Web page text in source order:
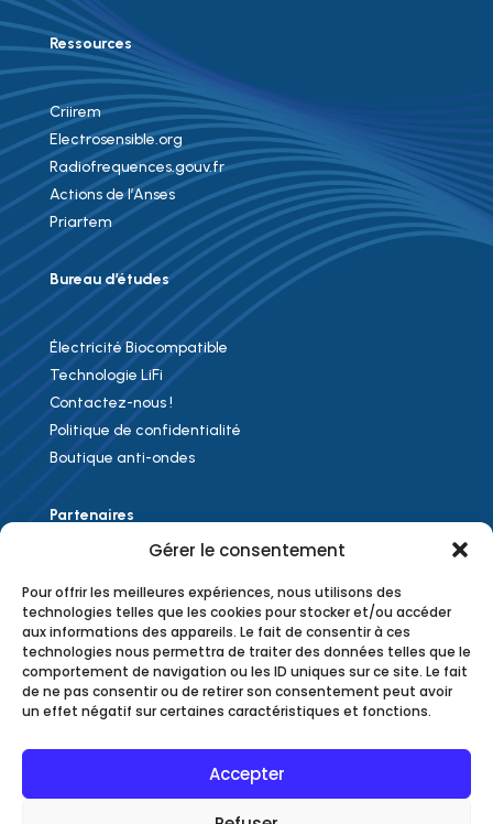
Gérer le consentement
Pour offrir les meilleures expériences, nous utilisons des
technologies telles que les cookies pour stocker et/ou accéder
aux informations des appareils. Le fait de consentir à ces
technologies nous permettra de traiter des données telles que le
comportement de navigation ou les ID uniques sur ce site. Le fait
de ne pas consentir ou de retirer son consentement peut avoir
un effet négatif sur certaines caractéristiques et fonctions.
Accepter
Ressources
Criirem
Electrosensible.org
Radiofrequences.gouv.fr
Actions de l’Anses
Priartem
Bureau d’études
Électricité Biocompatible
Technologie LiFi
Contactez-nous !
Politique de confidentialité
Boutique anti-ondes
Partenaires
Label EMFIS
Label LISAO
PoE-Sea
Flexaray
Chrysaliide Solutions
31320 Toulouse, France